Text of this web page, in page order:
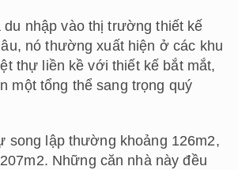
du nhập vào thị trường thiết kế
nó thường xuất hiện ở các khu
thự liền kề với thiết kế bắt mắt,
một tổng thể sang trọng quý
song lập thường khoảng 126m2,
Những căn nhà này đều